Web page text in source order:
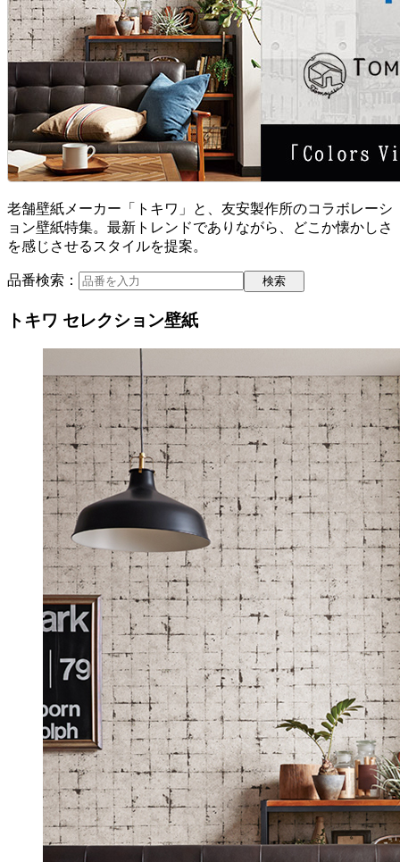
老舗壁紙メーカー「トキワ」と、友安製作所のコラボレーシ
ョン壁紙特集。最新トレンドでありながら、どこか懐かしさ
を感じさせるスタイルを提案。
品番検索：
トキワ セレクション壁紙